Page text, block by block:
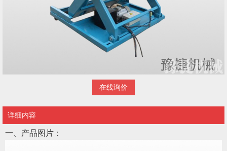
在线询价
详细内容
一、产品图片：